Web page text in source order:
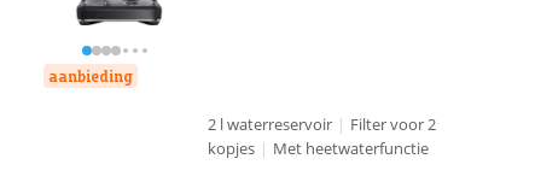
aanbieding
2 l waterreservoir | Filter voor 2
kopjes | Met heetwaterfunctie